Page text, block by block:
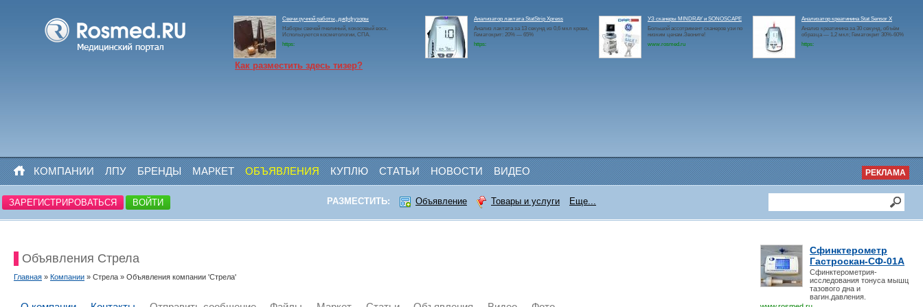
Свечи ручной работы, диффузоры
Наборы свечей пчелиный, кокосовый воск.
Используются косметологии, СПА.
https:
Анализатор лактата StatStrip Xpress
Анализ лактата за 13 секунд из 0,6 мкл крови,
Гематокрит: 20% — 65%
https:
УЗ сканеры MINDRAY и SONOSCAPE
Большой ассотримент сканеров узи по
низким ценам.Звоните!
www.rosmed.ru
Анализатор креатинина Stat Sensor X
Анализ креатинина за 30 секунд, объём
образца — 1,2 мкл; Гематокрит 30%-60%
https:
Как разместить здесь тизер?
КОМПАНИИ ЛПУ БРЕНДЫ МАРКЕТ ОБЪЯВЛЕНИЯ КУПЛЮ СТАТЬИ НОВОСТИ ВИДЕО РЕКЛАМА
ЗАРЕГИСТРИРОВАТЬСЯ ВОЙТИ РАЗМЕСТИТЬ: Объявление Товары и услуги Еще...
Сфинктерометр
Гастроскан-СФ-01А
Сфинктерометрия-
исследования тонуса мышц
тазового дна и
вагин.давления.
Объявления Стрела
Главная » Компании » Стрела » Объявления компании 'Стрела'